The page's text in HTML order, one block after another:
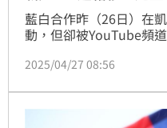
藍白合作昨（26日）在
動，但卻被YouTube頻
帽子到場，被質疑是包
竹地檢署告發鄭正鈐違
2025/04/27 08:56